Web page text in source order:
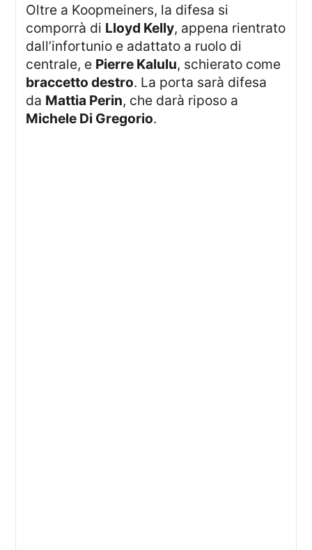
Oltre a Koopmeiners, la difesa si
comporrà di Lloyd Kelly, appena rientrato
dall’infortunio e adattato a ruolo di
centrale, e Pierre Kalulu, schierato come
braccetto destro. La porta sarà difesa
da Mattia Perin, che darà riposo a
Michele Di Gregorio.